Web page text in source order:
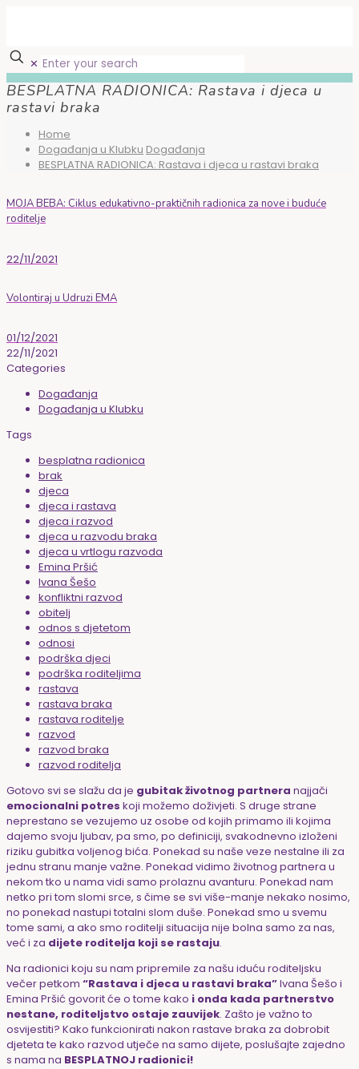
✕
BESPLATNA RADIONICA: Rastava i djeca u
rastavi braka
Home
Događanja u Klubku Događanja
BESPLATNA RADIONICA: Rastava i djeca u rastavi braka
MOJA BEBA: Ciklus edukativno-praktičnih radionica za nove i buduće
roditelje
22/11/2021
Volontiraj u Udruzi EMA
01/12/2021
22/11/2021
Categories
Događanja
Događanja u Klubku
Tags
besplatna radionica
brak
djeca
djeca i rastava
djeca i razvod
djeca u razvodu braka
djeca u vrtlogu razvoda
Emina Pršić
Ivana Šešo
konfliktni razvod
obitelj
odnos s djetetom
odnosi
podrška djeci
podrška roditeljima
rastava
rastava braka
rastava roditelje
razvod
razvod braka
razvod roditelja
Gotovo svi se slažu da je gubitak životnog partnera najjači
emocionalni potres koji možemo doživjeti. S druge strane
neprestano se vezujemo uz osobe od kojih primamo ili kojima
dajemo svoju ljubav, pa smo, po definiciji, svakodnevno izloženi
riziku gubitka voljenog bića. Ponekad su naše veze nestalne ili za
jednu stranu manje važne. Ponekad vidimo životnog partnera u
nekom tko u nama vidi samo prolaznu avanturu. Ponekad nam
netko pri tom slomi srce, s čime se svi više-manje nekako nosimo,
no ponekad nastupi totalni slom duše. Ponekad smo u svemu
tome sami, a ako smo roditelji situacija nije bolna samo za nas,
već i za dijete roditelja koji se rastaju.
Na radionici koju su nam pripremile za našu iduću roditeljsku
večer petkom “Rastava i djeca u rastavi braka”Ivana Šešo i
Emina Pršić govorit će o tome kako i onda kada partnerstvo
nestane, roditeljstvo ostaje zauvijek. Zašto je važno to
osvijestiti? Kako funkcionirati nakon rastave braka za dobrobit
djeteta te kako razvod utječe na samo dijete, poslušajte zajedno
s nama na BESPLATNOJ radionici!